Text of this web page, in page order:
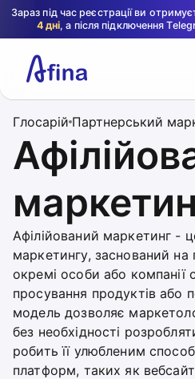
Зараз під час реєстрації ви
4 дні, а після підключення
Глосарій Партнерський
Афілійований маркетинг -
маркетингу, заснований на
окремі особи або компанії
просування продуктів або
модель дозволяє
без необхідності
робить її улюбленим
платформ, таких як